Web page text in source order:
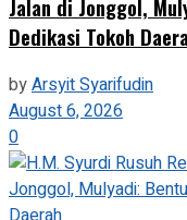
Jalan di Jonggol,
Dedikasi Tokoh
byArsyit Syarifudin
August 6, 2026
0